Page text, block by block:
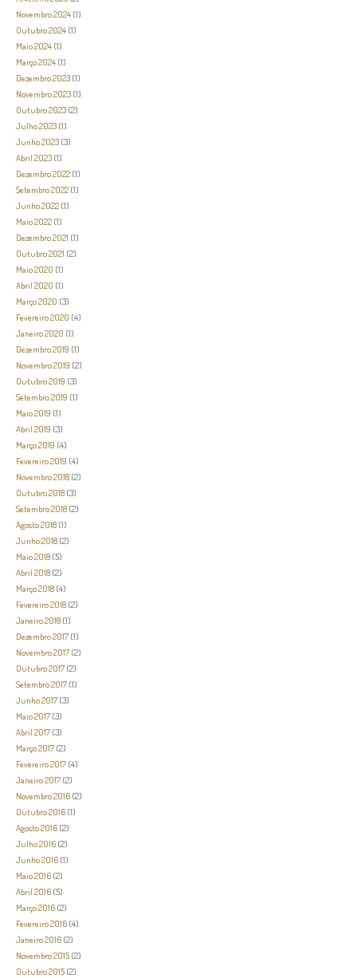
Novembro 2024 (1)
Outubro 2024 (1)
Maio 2024 (1)
Março 2024 (1)
Dezembro 2023 (1)
Novembro 2023 (1)
Outubro 2023 (2)
Julho 2023 (1)
Junho 2023 (3)
Abril 2023 (1)
Dezembro 2022 (1)
Setembro 2022 (1)
Junho 2022 (1)
Maio 2022 (1)
Dezembro 2021 (1)
Outubro 2021 (2)
Maio 2020 (1)
Abril 2020 (1)
Março 2020 (3)
Fevereiro 2020 (4)
Janeiro 2020 (1)
Dezembro 2019 (1)
Novembro 2019 (2)
Outubro 2019 (3)
Setembro 2019 (1)
Maio 2019 (1)
Abril 2019 (3)
Março 2019 (4)
Fevereiro 2019 (4)
Novembro 2018 (2)
Outubro 2018 (3)
Setembro 2018 (2)
Agosto 2018 (1)
Junho 2018 (2)
Maio 2018 (5)
Abril 2018 (2)
Março 2018 (4)
Fevereiro 2018 (2)
Janeiro 2018 (1)
Dezembro 2017 (1)
Novembro 2017 (2)
Outubro 2017 (2)
Setembro 2017 (1)
Junho 2017 (3)
Maio 2017 (3)
Abril 2017 (3)
Março 2017 (2)
Fevereiro 2017 (4)
Janeiro 2017 (2)
Novembro 2016 (2)
Outubro 2016 (1)
Agosto 2016 (2)
Julho 2016 (2)
Junho 2016 (1)
Maio 2016 (2)
Abril 2016 (5)
Março 2016 (2)
Fevereiro 2016 (4)
Janeiro 2016 (2)
Novembro 2015 (2)
Outubro 2015 (2)